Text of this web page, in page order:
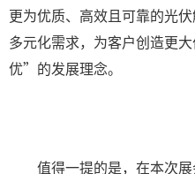
更为优质、高效且可靠的光
多元化需求，为客户创造更
优”的发展理念。
值得一提的是，在本次展